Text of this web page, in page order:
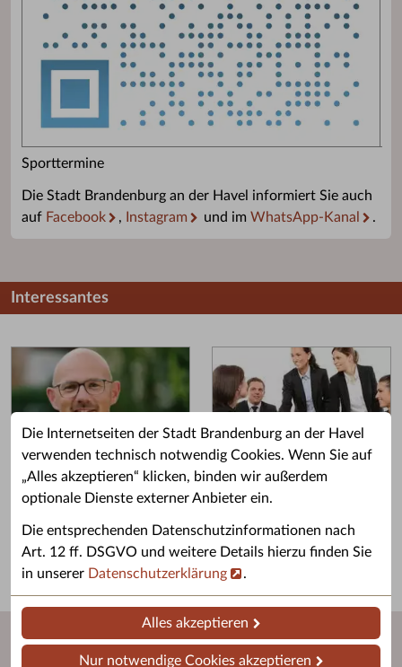
Die Internetseiten der Stadt Brandenburg an der Havel
verwenden technisch notwendig Cookies. Wenn Sie auf
„Alles akzeptieren“ klicken, binden wir außerdem
optionale Dienste externer Anbieter ein.
Die entsprechenden Datenschutzinformationen nach
Art. 12 ff. DSGVO und weitere Details hierzu finden Sie
in unserer Datenschutzerklärung .
Alles akzeptieren
Nur notwendige Cookies akzeptieren
Sporttermine
Die Stadt Brandenburg an der Havel informiert Sie auch
auf Facebook , Instagram und im WhatsApp-Kanal .
Interessantes
Grußwort des OB